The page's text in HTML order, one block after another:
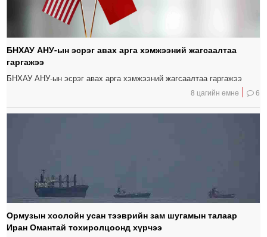
БНХАУ АНУ-ын эсрэг авах арга хэмжээний жагсаалтаа
гаргажээ
БНХАУ АНУ-ын эсрэг авах арга хэмжээний жагсаалтаа гаргажээ
8 цагийн өмнө 6
Ормузын хоолойн усан тээврийн зам шугамын талаар
Иран Омантай тохиролцоонд хүрчээ